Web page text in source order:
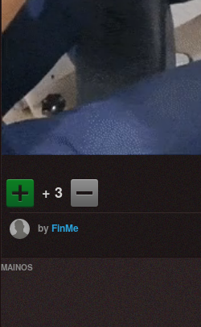
+ 3
byFinMe
MAINOS